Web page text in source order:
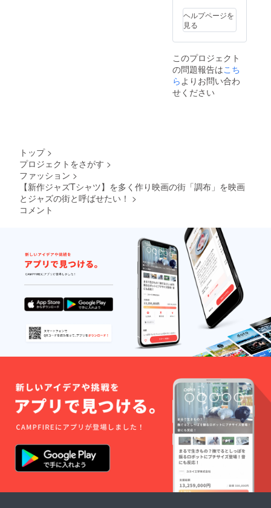
幅
・裾幅
49.5cm
・袖
丈
61.5cm
・袖
口幅
45cm
62.5cm
・袖
口幅
11.5cm
【品質
表示】
・綿
100%
・手洗
い可
ン」は
群馬県
桐生市
で製
全日本
企画・
日本
製。
48.5cm
・裾幅
49.5cm
・袖
丈
61.5cm
・袖
口幅
11cm
【Lサイ
ズ】 ・
着丈
72cm
・身幅
50.5cm
45cm
・裾幅
51cm
・袖丈
62.5cm
・袖
口幅
11.5cm
【品質
表示】
100%
方もい
ます。
縫製は
東京墨
「レ
コード
ワッペ
ン」は
群馬県
まった
日本
製。
MADE
IN
JAPAN
。 【M
サイ
ズ】 ・
着丈
70cm
・身幅
48cm
・肩幅
48cm
・袖丈
23cm
・袖口
幅13cm
【Lサイ
ズ】 ・
着丈
72cm
・肩幅
ワンポ
イント
で入っ
てお
の方や
アー
ティス
トの方
の中に
て頂い
ている
東京墨
田区、
「レ
コード
ワッペ
ン」は
群馬県
桐生市
で製
造。日
本各地
の職人
さんの
高い技
まった
商品で
す。 完
全日本
企画・
日本
製。
MADE
IN
。 【M
サイ
ズ】 ・
に公園
（それ
相応の
大きく
園。東
京or埼
玉予
定。候
補あ
現でき
ていま
真段階
の秋
フェス
の監督
総指揮
の権利
を得れ
ます。
（もち
ろん弊
社半分
主催な
ので全
面バッ
プしま
す。）
あなた
の力が
新たな
夏フェ
スを生
み出し
ます。
フジ
ロック
日高
「ファ
ッショ
ン×音楽
が大好
いう方
なら、
是非こ
のプロ
ジェク
す！ 他
では考
です
が、こ
れをサ
ラッと
出すの
が
WATER
FALL
流！ 柔
軟な感
性でサ
ポート
して頂
けま
ヘルプページを
見る
このプロジェクト
の問題報告はこち
ら よりお問い合わ
せください
トップ >
プロジェクトをさがす >
ファッション >
【新作ジャズTシャツ】を多く作り映画の街「調布」を映画
とジャズの街と呼ばせたい！ >
コメント